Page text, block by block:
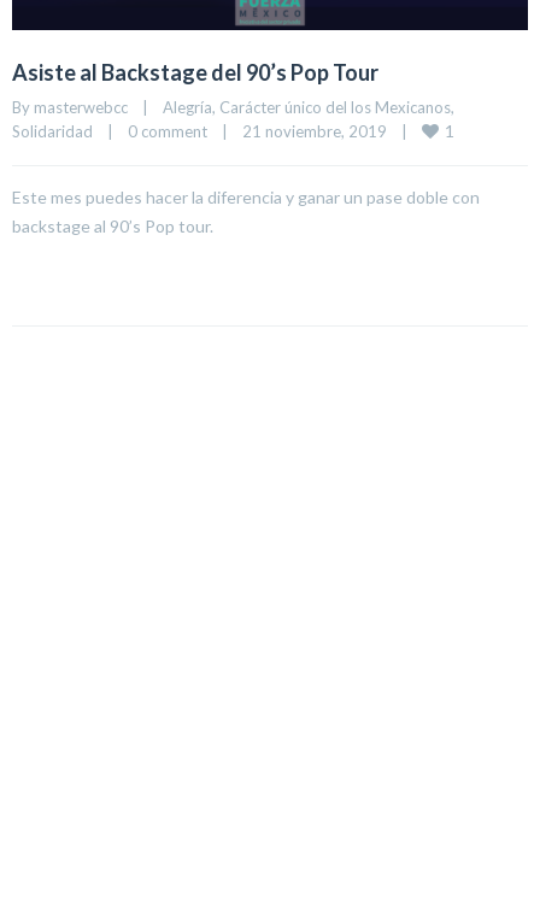
Asiste al Backstage del 90’s Pop Tour
By masterwebcc | Alegría, Carácter único del los Mexicanos
Solidaridad
| 0 comment | 21 noviembre, 2019 | 1
Este mes puedes hacer la diferencia y ganar un pase doble con
backstage al 90’s Pop tour.